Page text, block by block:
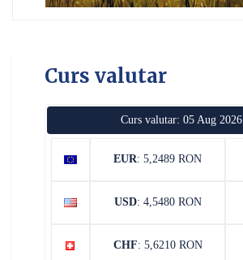
Curs valutar
Curs valutar: 05 Aug 2026
EUR: 5,2489 RON
USD: 4,5480 RON
CHF: 5,6210 RON